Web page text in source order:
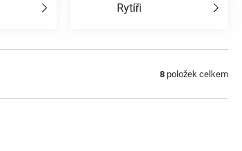
Rytíři
8 položek celkem